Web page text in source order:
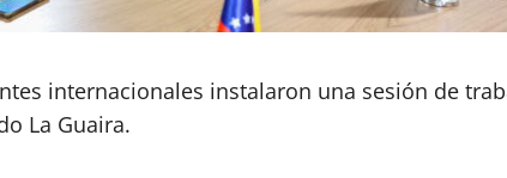
internacionales instalaron una sesión de
La Guaira.